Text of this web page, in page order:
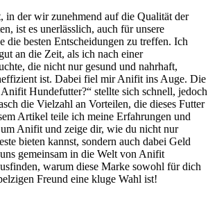
in der wir zunehmend auf‌ die Qualität der
ist ​es unerlässlich, ​auch für unsere
die besten Entscheidungen zu treffen. Ich‍
an die ⁢Zeit, als⁢ ich nach‍ einer
die​ nicht nur gesund und nahrhaft,
ist.‌ Dabei fiel mir Anifit ins ⁣Auge. Die
Hundefutter?“ stellte sich schnell, jedoch
die Vielzahl ⁣an Vorteilen,‌ die‍ dieses Futter
Artikel teile ich meine Erfahrungen⁣ und
Anifit und zeige dir, wie du nicht​ nur
bieten ⁤kannst, sondern auch dabei Geld
gemeinsam in die Welt von Anifit
warum ⁣diese Marke sowohl für dich
Freund‍ eine ‌kluge Wahl ist!